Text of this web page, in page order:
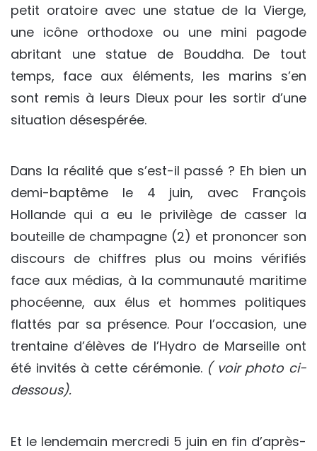
petit oratoire avec une statue de la Vierge,
une icône orthodoxe ou une mini pagode
abritant une statue de Bouddha. De tout
temps, face aux éléments, les marins s’en
sont remis à leurs Dieux pour les sortir d’une
situation désespérée.
Dans la réalité que s’est-il passé ? Eh bien un
demi-baptême le 4 juin, avec François
Hollande qui a eu le privilège de casser la
bouteille de champagne (2) et prononcer son
discours de chiffres plus ou moins vérifiés
face aux médias, à la communauté maritime
phocéenne, aux élus et hommes politiques
flattés par sa présence. Pour l’occasion, une
trentaine d’élèves de l’Hydro de Marseille ont
été invités à cette cérémonie. ( voir photo ci-
dessous).
Et le lendemain mercredi 5 juin en fin d’après-